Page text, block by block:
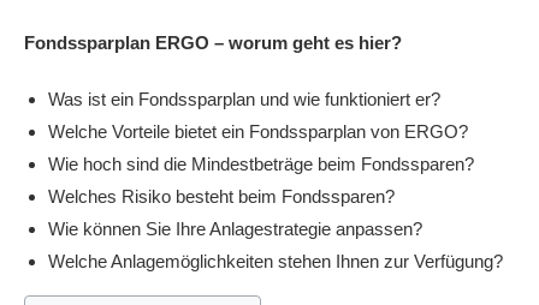
Fondssparplan ERGO – worum geht es hier?
Was ist ein Fondssparplan und wie funktioniert er?
Welche Vorteile bietet ein Fondssparplan von ERGO?
Wie hoch sind die Mindestbeträge beim Fondssparen?
Welches Risiko besteht beim Fondssparen?
Wie können Sie Ihre Anlagestrategie anpassen?
Welche Anlagemöglichkeiten stehen Ihnen zur Verfügung?